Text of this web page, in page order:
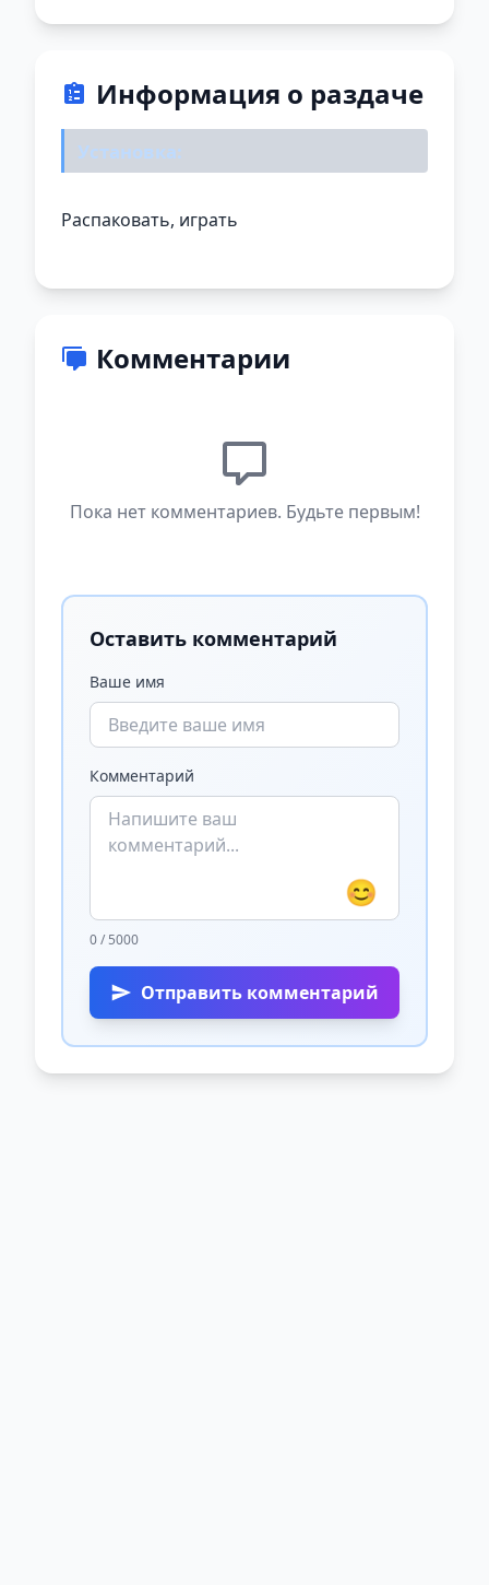
Информация о раздаче
Установка:
Распаковать, играть
Комментарии
Пока нет комментариев. Будьте первым!
Оставить комментарий
Ваше имя
Комментарий
😊
0 / 5000
Отправить комментарий